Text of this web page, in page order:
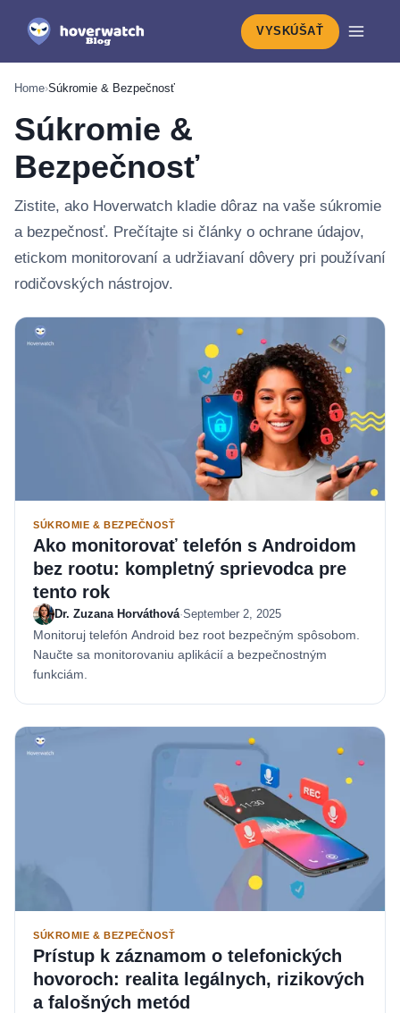
VYSKÚŠAŤ
Home›Súkromie & Bezpečnosť
Súkromie &
Bezpečnosť
Zistite, ako Hoverwatch kladie dôraz na vaše súkromie
a bezpečnosť. Prečítajte si články o ochrane údajov,
etickom monitorovaní a udržiavaní dôvery pri používaní
rodičovských nástrojov.
Najnovšie v: Súkromie & Bezpečnosť
SÚKROMIE & BEZPEČNOSŤ
Ako monitorovať telefón s Androidom
bez rootu: kompletný sprievodca pre
tento rok
Dr. Zuzana Horváthová·September 2, 2025
Monitoruj telefón Android bez root bezpečným spôsobom.
Naučte sa monitorovaniu aplikácií a bezpečnostným
funkciám.
SÚKROMIE & BEZPEČNOSŤ
Prístup k záznamom o telefonických
hovoroch: realita legálnych, rizikových
a falošných metód